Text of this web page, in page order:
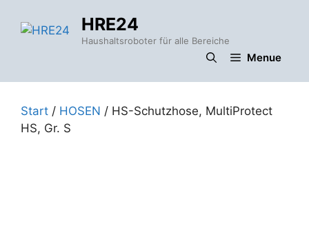
Inhalt
HRE24
Haushaltsroboter für alle Bereiche
Menue
Start / HOSEN / HS-Schutzhose, MultiProtect
HS, Gr. S